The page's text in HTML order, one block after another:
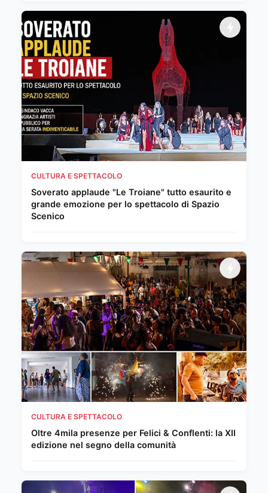
CULTURA E SPETTACOLO
Soverato applaude "Le Troiane" tutto esaurito e
grande emozione per lo spettacolo di Spazio
Scenico
CULTURA E SPETTACOLO
Oltre 4mila presenze per Felici & Conflenti: la XII
edizione nel segno della comunità